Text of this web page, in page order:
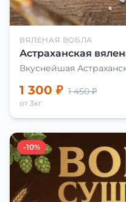
ВЯЛЕНАЯ ВОБЛА
Астраханская
Вкуснейшая
1 300 ₽ 1 450 ₽
от 3кг
-10%